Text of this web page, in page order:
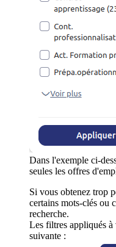
Dans l'exemple ci-
seules les offres
Si vous obtenez trop
certains mots-clés ou
recherche.
Les filtres appliqués à
suivante :